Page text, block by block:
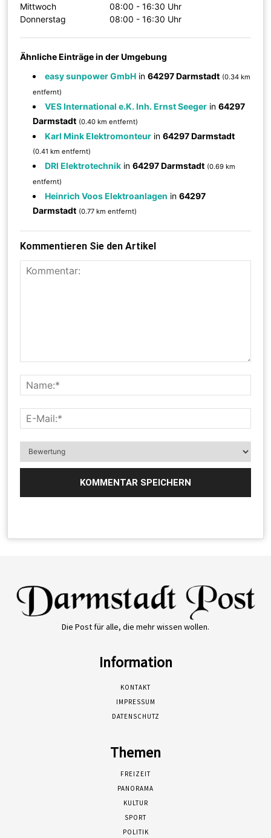
Mittwoch
08:00 - 16:30 Uhr
Donnerstag
08:00 - 16:30 Uhr
Ähnliche Einträge in der Umgebung
easy sunpower GmbH in64297 Darmstadt (0.34 km
entfernt)
VES International e.K. Inh. Ernst Seeger in64297
Darmstadt (0.40 km entfernt)
Karl Mink Elektromonteur in64297 Darmstadt
(0.41 km entfernt)
DRI Elektrotechnik in64297 Darmstadt (0.69 km
entfernt)
Heinrich Voos Elektroanlagen in64297
Darmstadt (0.77 km entfernt)
Kommentieren Sie den Artikel
Die Post für alle, die mehr wissen wollen.
Information
KONTAKT
IMPRESSUM
DATENSCHUTZ
Themen
FREIZEIT
PANORAMA
KULTUR
SPORT
POLITIK